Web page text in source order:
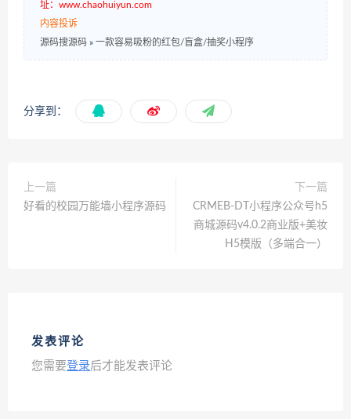
址：www.chaohuiyun.com
内容投诉
源码搜源码 » 一款容易吸粉的红包/盲盒/抽奖小程序
分享到：
上一篇
好看的校园万能墙小程序源码
下一篇
CRMEB-DT小程序公众号h5
商城源码v4.0.2商业版+美妆
H5模版（多端合一）
发表评论
您需要登录后才能发表评论